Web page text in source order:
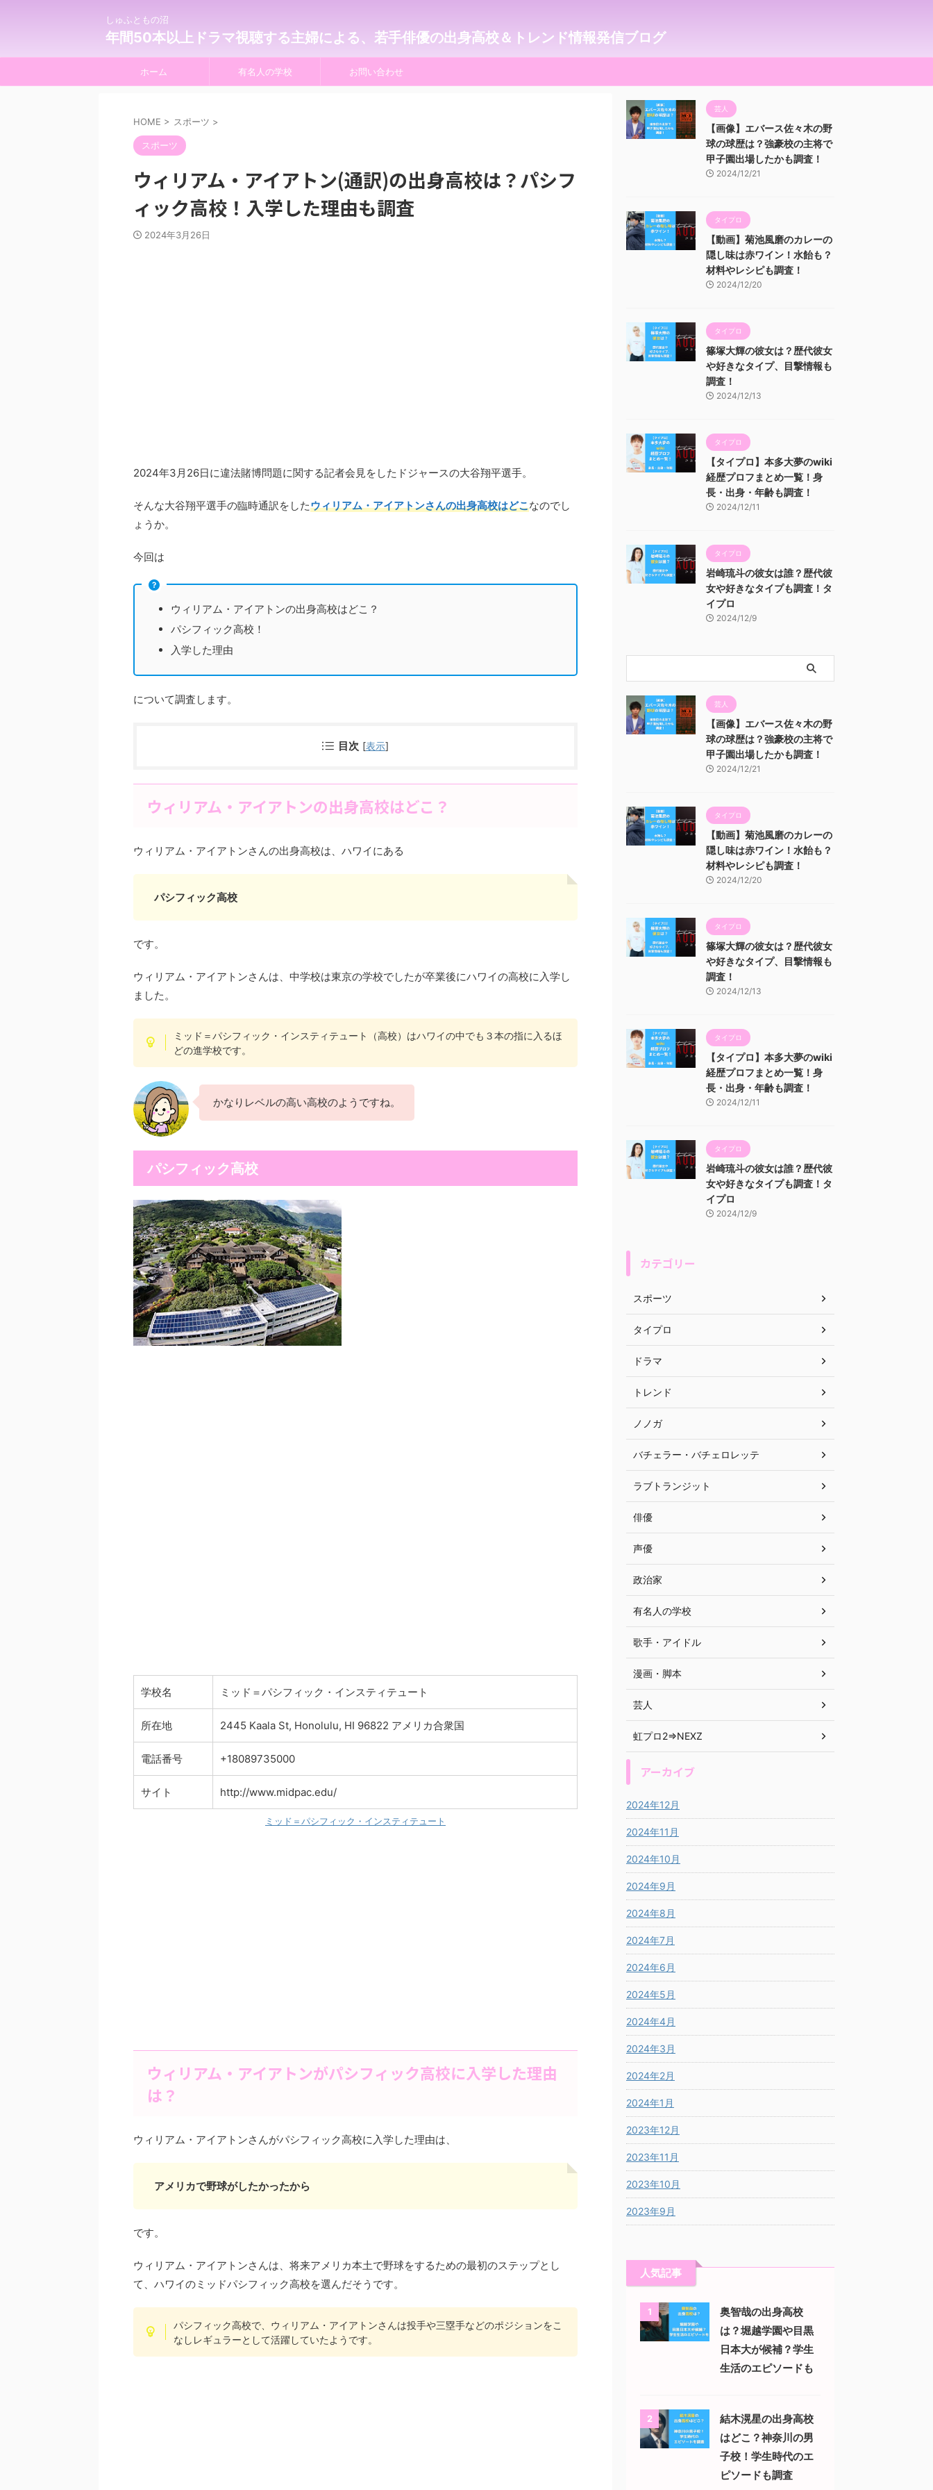
しゅふともの沼
年間50本以上ドラマ視聴する主婦による、若手俳優の出身高校＆トレンド情報発信ブログ
ホーム 有名人の学校 お問い合わせ
HOME > スポーツ >
スポーツ
ウィリアム・アイアトン(通訳)の出身高校は？パシフ
ィック高校！入学した理由も調査
2024年3月26日
2024年3月26日に違法賭博問題に関する記者会見をしたドジャースの大谷翔平選手。
そんな大谷翔平選手の臨時通訳をしたウィリアム・アイアトンさんの出身高校はどこなのでし
ょうか。
今回は
ウィリアム・アイアトンの出身高校はどこ？
パシフィック高校！
入学した理由
について調査します。
目次 [表示]
ウィリアム・アイアトンの出身高校はどこ？
ウィリアム・アイアトンさんの出身高校は、ハワイにある
パシフィック高校
です。
ウィリアム・アイアトンさんは、中学校は東京の学校でしたが卒業後にハワイの高校に入学し
ました。
ミッド＝パシフィック・インスティテュート（高校）はハワイの中でも３本の指に入るほ
どの進学校です。
かなりレベルの高い高校のようですね。
パシフィック高校
学校名 ミッド＝パシフィック・インスティテュート
所在地 2445 Kaala St, Honolulu, HI 96822 アメリカ合衆国
電話番号 +18089735000
サイト http://www.midpac.edu/
ミッド＝パシフィック・インスティテュート
ウィリアム・アイアトンがパシフィック高校に入学した理由
は？
ウィリアム・アイアトンさんがパシフィック高校に入学した理由は、
アメリカで野球がしたかったから
です。
ウィリアム・アイアトンさんは、将来アメリカ本土で野球をするための最初のステップとし
て、ハワイのミッドパシフィック高校を選んだそうです。
パシフィック高校で、ウィリアム・アイアトンさんは投手や三塁手などのポジションをこ
なしレギュラーとして活躍していたようです。
芸人
【画像】エバース佐々木の野
球の球歴は？強豪校の主将で
甲子園出場したかも調査！
2024/12/21
タイプロ
【動画】菊池風磨のカレーの
隠し味は赤ワイン！水飴も？
材料やレシピも調査！
2024/12/20
タイプロ
篠塚大輝の彼女は？歴代彼女
や好きなタイプ、目撃情報も
調査！
2024/12/13
タイプロ
【タイプロ】本多大夢のwiki
経歴プロフまとめ一覧！身
長・出身・年齢も調査！
2024/12/11
タイプロ
岩崎琉斗の彼女は誰？歴代彼
女や好きなタイプも調査！タ
イプロ
2024/12/9
芸人
【画像】エバース佐々木の野
球の球歴は？強豪校の主将で
甲子園出場したかも調査！
2024/12/21
タイプロ
【動画】菊池風磨のカレーの
隠し味は赤ワイン！水飴も？
材料やレシピも調査！
2024/12/20
タイプロ
篠塚大輝の彼女は？歴代彼女
や好きなタイプ、目撃情報も
調査！
2024/12/13
タイプロ
【タイプロ】本多大夢のwiki
経歴プロフまとめ一覧！身
長・出身・年齢も調査！
2024/12/11
タイプロ
岩崎琉斗の彼女は誰？歴代彼
女や好きなタイプも調査！タ
イプロ
2024/12/9
カテゴリー
スポーツ
タイプロ
ドラマ
トレンド
ノノガ
バチェラー・バチェロレッテ
ラブトランジット
俳優
声優
政治家
有名人の学校
歌手・アイドル
漫画・脚本
芸人
虹プロ2⇒NEXZ
アーカイブ
2024年12月
2024年11月
2024年10月
2024年9月
2024年8月
2024年7月
2024年6月
2024年5月
2024年4月
2024年3月
2024年2月
2024年1月
2023年12月
2023年11月
2023年10月
2023年9月
人気記事
1
奥智哉の出身高校
は？堀越学園や目黒
日本大が候補？学生
生活のエピソードも
2
結木滉星の出身高校
はどこ？神奈川の男
子校！学生時代のエ
ピソードも調査